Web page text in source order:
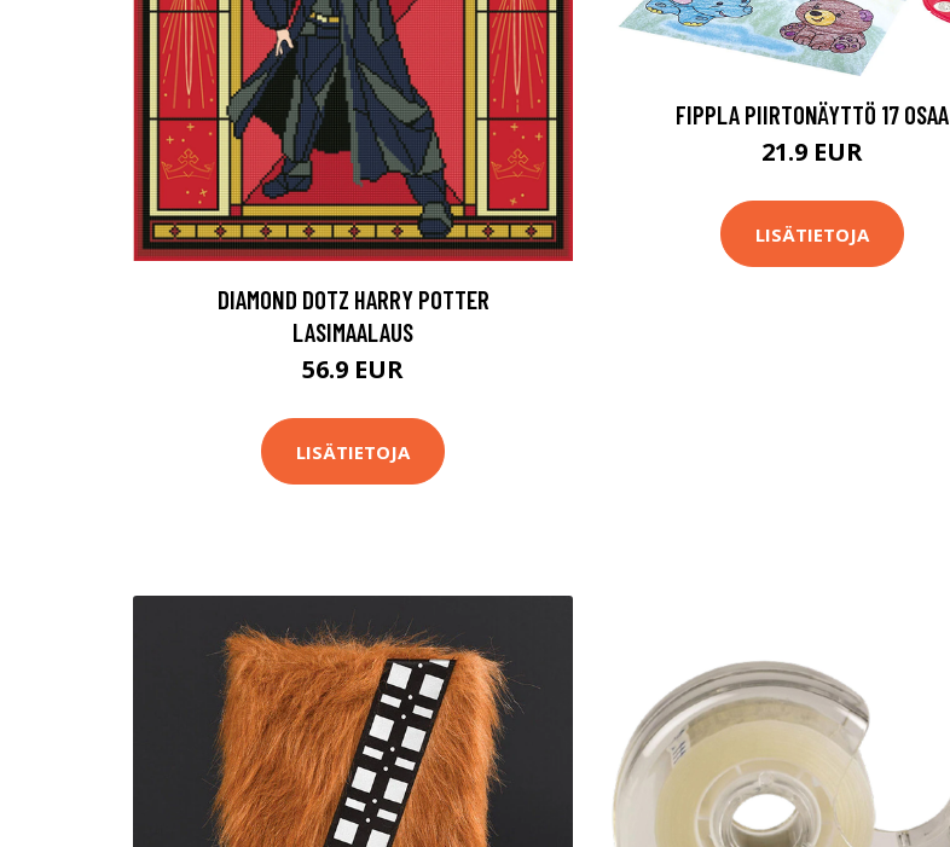
DIAMOND DOTZ HARRY POTTER
LASIMAALAUS
56.9 EUR
LISÄTIETOJA
FIPPLA PIIRTONÄYTTÖ 17 OSAA
21.9 EUR
LISÄTIETOJA